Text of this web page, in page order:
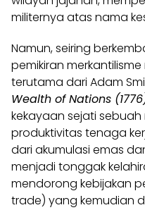
militernya atas nama
Namun, seiring
pemikiran
terutama dari Adam
Wealth of Nations
kekayaan sejati
produktivitas tenaga
dari akumulasi emas
menjadi tonggak
mendorong kebijakan
trade) yang kemudian